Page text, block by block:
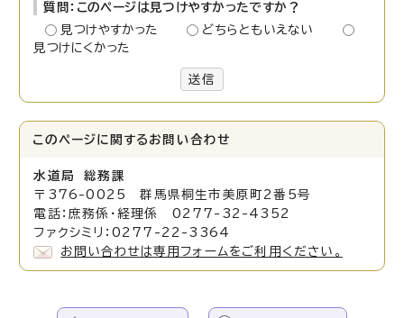
質問：このページは見つけやすかったですか？
見つけやすかった
どちらともいえない
見つけにくかった
送信
このページに関する お問い合わせ
水道局 総務課
〒376-0025 群馬県桐生市美原町2番5号
電話：庶務係・経理係 0277-32-4352
ファクシミリ：0277-22-3364
お問い合わせは専用フォームをご利用ください。